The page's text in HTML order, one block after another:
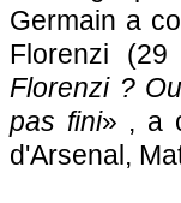
Germain a
Florenzi
Florenzi ?
pas fini» , a
d'Arsenal,